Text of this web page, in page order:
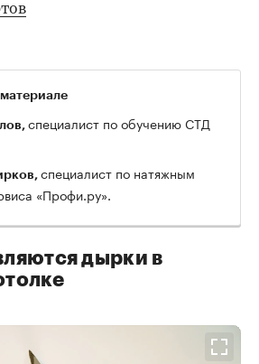
специалист по обучению СТД
специалист по натяжным
«Профи.ру».
дырки в